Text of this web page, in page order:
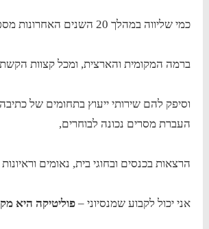
כמי שליווה במהלך 20 השנים האחרונות מספר פוליטיקאים –
ברמה המקומית והארצית, ומכל קצוות
וסיפק להם שירותי ייעוץ בתחומים של כתיבה
העברת מסרים נכונה לבוחרים,
הרצאות בכנסים ובחוגי בית, נאומים
אני יכול לקבוע שמנסיוני –פוליטיקה היא